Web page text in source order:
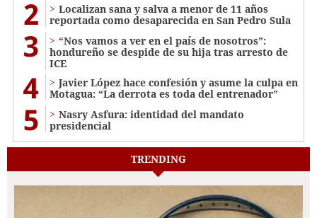
2
Localizan sana y salva a menor de 11 años
reportada como desaparecida en San Pedro Sula
3
“Nos vamos a ver en el país de nosotros”:
hondureño se despide de su hija tras arresto de
ICE
4
Javier López hace confesión y asume la culpa en
Motagua: “La derrota es toda del entrenador”
5
Nasry Asfura: identidad del mandato
presidencial
TRENDING